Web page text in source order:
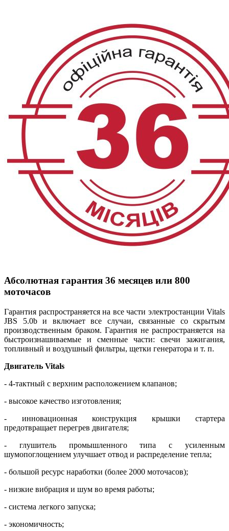
Абсолютная гарантия 36 месяцев или 800
моточасов
Гарантия распространяется на все части электростанции Vitals
JBS 5.0b и включает все случаи, связанные со скрытым
производственным браком. Гарантия не распространяется на
быстроизнашиваемые и сменные части: свечи зажигания,
топливный и воздушный фильтры, щетки генератора и т. п.
Двигатель Vitals
- 4-тактный с верхним расположением клапанов;
- высокое качество изготовления;
- инновационная конструкция крышки стартера
предотвращает перегрев двигателя;
- глушитель промышленного типа с усиленным
шумопоглощением улучшает отвод и распределение тепла;
- большой ресурс наработки (более 2000 моточасов);
- низкие вибрация и шум во время работы;
- система легкого запуска;
- экономичность;